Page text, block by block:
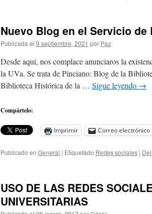
Nuevo Blog en el Servicio de
Publicada el 9 septiembre, 2021 por Paz
Desde aquí, nos complace anunciaros la
la UVa. Se trata de Pinciano: Blog de la
Biblioteca Histórica de la … Sigue leyendo →
Compártelo:
Imprimir Correo electrónico
Publicado en General | Etiquetado Redes sociales |
USO DE LAS REDES
UNIVERSITARIAS